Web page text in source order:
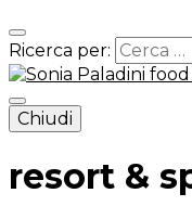
Ricerca per:
Sonia
lifestyle blog
Chiudi
resort &